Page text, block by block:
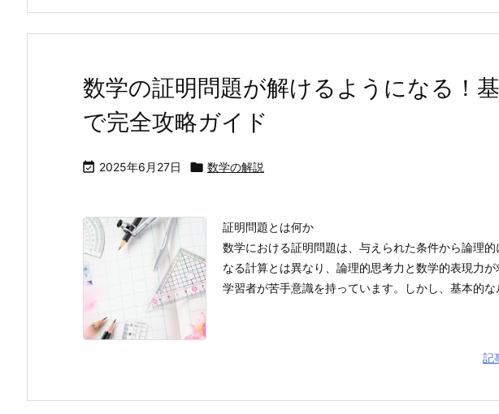
数学の証明問題が解けるようになる！
で完全攻略ガイド
 2025年6月27日  数学の解説
証明問題とは何か
数学における証明問題は、与えられた条件から論理
なる計算とは異なり、論理的思考力と数学的表現力
学習者が苦手意識を持っています。しかし、基本的
記